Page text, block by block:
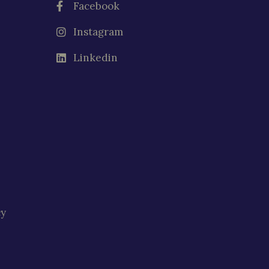
Facebook
Instagram
Linkedin